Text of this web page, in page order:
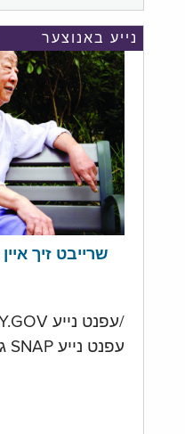
נייע באנוצער
שרייבט זיך איין
/עפנט נייע NY.GOV אגסקאהאל
עפנט נייע SNAP גאס אקאונט